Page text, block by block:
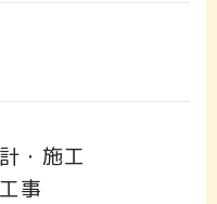
・施工
事